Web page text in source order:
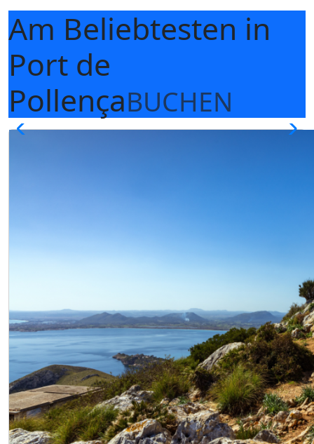
Am Beliebtesten in
Port de
PollençaBUCHEN